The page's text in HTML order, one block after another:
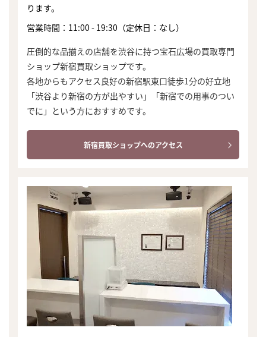
ります。
営業時間：11:00 - 19:30（定休日：なし）
圧倒的な品揃えの店舗を渋谷に持つ宝石広場の買取専門
ショップ新宿買取ショップです。
各地からもアクセス良好の新宿駅東口徒歩1分の好立地
「渋谷より新宿の方が出やすい」「新宿での用事のつい
でに」という方におすすめです。
新宿買取ショップへのアクセス